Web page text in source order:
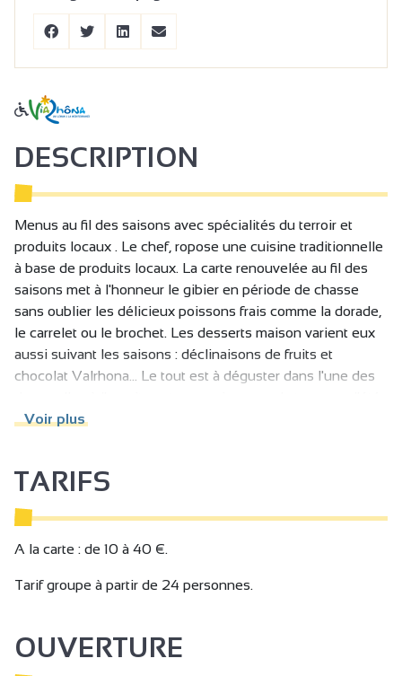
DESCRIPTION
Menus au fil des saisons avec spécialités du terroir et
produits locaux . Le chef, ropose une cuisine traditionnelle
à base de produits locaux. La carte renouvelée au fil des
saisons met à l'honneur le gibier en période de chasse
sans oublier les délicieux poissons frais comme la dorade,
le carrelet ou le brochet. Les desserts maison varient eux
aussi suivant les saisons : déclinaisons de fruits et
chocolat Valrhona... Le tout est à déguster dans l'une des
et sa pergola Bioclimatique.
repas d'affaires ou simple réunions.
S'adapte aux intolérances alimentaires, ex : allergies au
gluten.
Voir plus
TARIFS
A la carte : de 10 à 40 €.
Tarif groupe à partir de 24 personnes.
OUVERTURE